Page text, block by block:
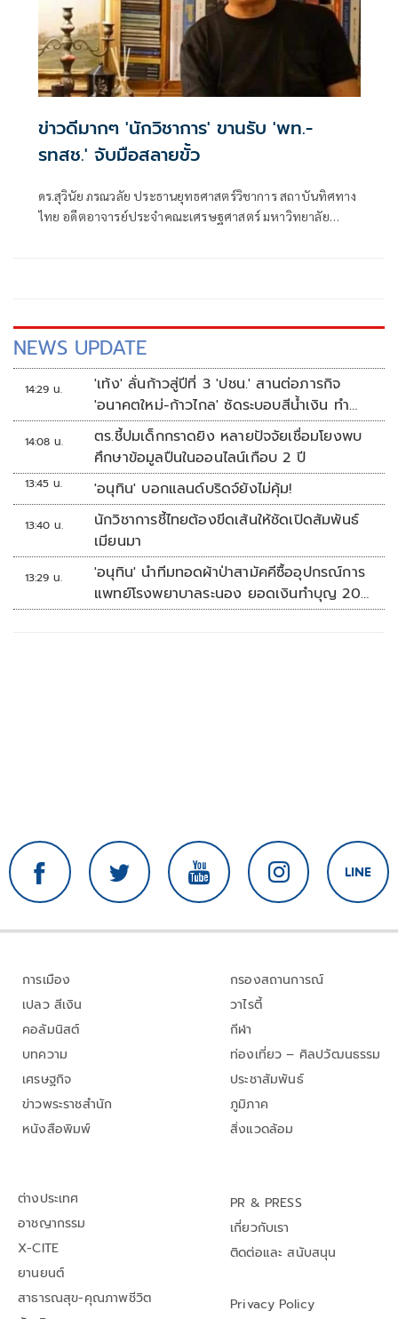
ข่าวดีมากๆ 'นักวิชาการ' ขานรับ 'พท.-
รทสช.' จับมือสลายขั้ว
ดร.สุวินัย ภรณวลัย ประธานยุทธศาสตร์วิชาการ สถาบันทิศทาง
ไทย อดีตอาจารย์ประจำคณะเศรษฐศาสตร์ มหาวิทยาลัย
NEWS UPDATE
14:29 น.
'เท้ง' ลั่นก้าวสู่ปีที่ 3 'ปชน.' สานต่อภารกิจ
'อนาคตใหม่-ก้าวไกล' ซัดระบอบสีน้ำเงิน ทำ
หลักนิติรัฐ-นิติธรรมสั่นคลอน
14:08 น.
ตร.ชี้ปมเด็กกราดยิง หลายปัจจัยเชื่อมโยงพบ
ศึกษาข้อมูลปืนในออนไลน์เกือบ 2 ปี
13:45 น. 'อนุทิน' บอกแลนด์บริดจ์ยังไม่คุ้ม!
13:40 น.
นักวิชาการชี้ไทยต้องขีดเส้นให้ชัดเปิดสัมพันธ์
เมียนมา
13:29 น.
'อนุทิน' นำทีมทอดผ้าป่าสามัคคีซื้ออุปกรณ์การ
แพทย์โรงพยาบาลระนอง ยอดเงินทำบุญ 20
ล้านบาท
การเมือง
เปลว สีเงิน
คอลัมนิสต์
บทความ
เศรษฐกิจ
ข่าวพระราชสำนัก
หนังสือพิมพ์
กรองสถานการณ์
วาไรตี้
กีฬา
ท่องเที่ยว – ศิลปวัฒนธรรม
ประชาสัมพันธ์
ภูมิภาค
สิ่งแวดล้อม
ต่างประเทศ
อาชญากรรม
X-CITE
ยานยนต์
สาธารณสุข-คุณภาพชีวิต
PR & PRESS
เกี่ยวกับเรา
ติดต่อและ สนับสนุน
Privacy Policy